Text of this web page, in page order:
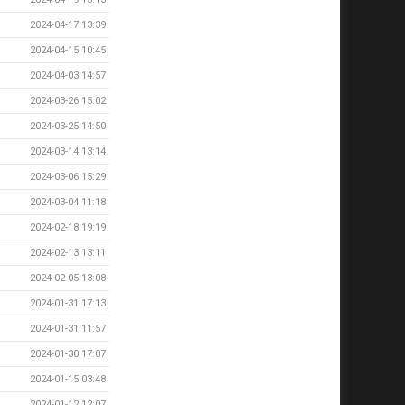
2024-04-17 13:39
2024-04-15 10:45
2024-04-03 14:57
2024-03-26 15:02
2024-03-25 14:50
2024-03-14 13:14
2024-03-06 15:29
2024-03-04 11:18
2024-02-18 19:19
2024-02-13 13:11
2024-02-05 13:08
2024-01-31 17:13
2024-01-31 11:57
2024-01-30 17:07
2024-01-15 03:48